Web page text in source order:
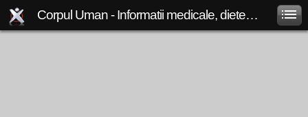
Corpul Uman - Informatii medicale, diete de slabit, boli si afectiuni